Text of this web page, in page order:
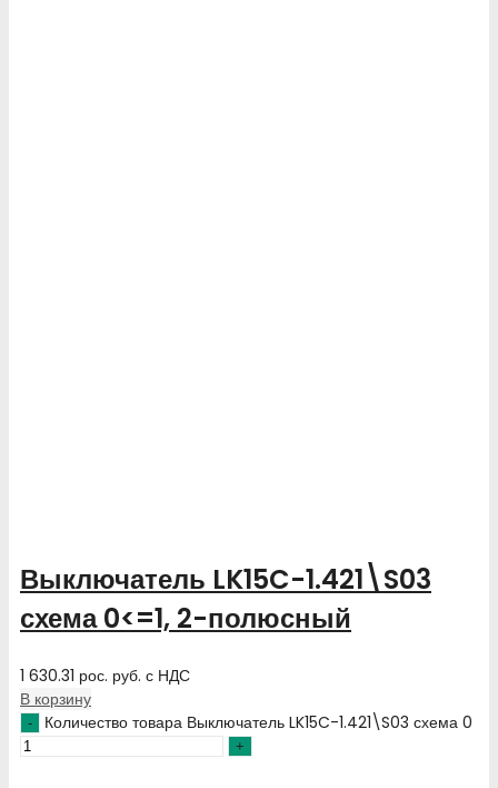
Выключатель LK15C-1.421\S03
схема 0<=1, 2-полюсный
1 630.31 рос. руб. с НДС
В корзину
Количество товара Выключатель LK15C-1.421\S03 схема 0